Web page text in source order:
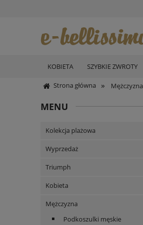
KOBIETA SZYBKIE ZWROTY
Strona główna » Mężczyzna
MENU
Kolekcja plażowa
Wyprzedaż
Triumph
Kobieta
Mężczyzna
Podkoszulki męskie